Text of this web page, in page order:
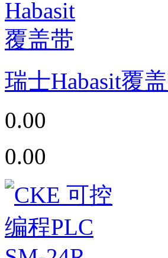
瑞士Habasit覆
0.00
0.00